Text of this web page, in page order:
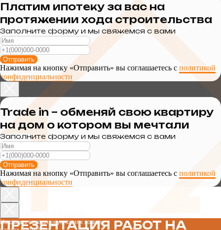
На самых выгодных условиях во всех
Платим ипотеку за вас на
протяжении хода строительства
Заполните форму и мы свяжемся с вами
Отправить
Нажимая на кнопку «Отправить» вы соглашаетесь с политикой
конфиденциальности
Trade in – обменяй свою квартиру
на дом о котором вы мечтали
Заполните форму и мы свяжемся с вами
Отправить
Нажимая на кнопку «Отправить» вы соглашаетесь с политикой
конфиденциальности
ПРЕЗЕНТАЦИЯ РАБОТ НА